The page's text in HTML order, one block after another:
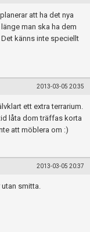
att ha det nya
man ska ha dem
känns inte speciellt
2013-03-05 20:35
ett extra terrarium.
låta dom träffas korta
att möblera om :)
2013-03-05 20:37
smitta.